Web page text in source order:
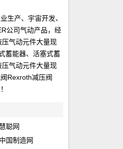
阀 parker电磁阀，
SMC电磁阀， Ｏ
防爆电磁阀，
电磁阀，
阀线圈，skinner
线圈， 费斯托
电磁阀 parker线
电磁阀线
parker防爆线圈
磁阀 垂直安装电磁
水用电磁阀
阀 脉冲电磁阀 蒸
生产、宇宙开发、
查、医学诊断、生
其之泛的领域。可
空，到浩瀚的海
，几乎每一个现代
传感器。由此可
推动社会进步方面
界各国都十分重
的将来，传感器技
其重要地位相称的
点包括：微型化、
司气动产品，经
、Atlas 、
、Wilkerson
、Watts 、
名气动品牌产
，SCAM,
Collins等品牌
及旗下的
阀等。
气动元件大量现
向阀、比例阀、伺
阀、减压阀、调节
、放大器，轴向柱
驱动器、伺服电
），部分系列型
4WE16；电液
单向阀：
、SL20、
蓄能器、活塞式蓄
振器等。流体过滤
、滤油车、真空脱
技术：特殊介质过
测量技术：压
感器及显示器、故
冷却器、水冷却
液压控制技术：液
气动元件大量现
向阀、比例阀、伺
阀、减压阀、调节
放大器，轴向柱
驱动器、伺服电
等），部分系列型
4WE16；电液
Rexroth减压阀
制阀Rexroth压力
块 力士乐压力截止
力士乐阀 力士乐压
压力显示器力士
乐过滤器力士乐滤
慧聪网
中国制造网